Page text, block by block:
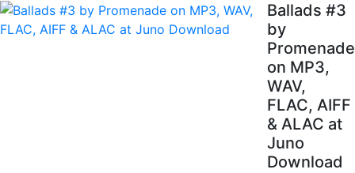
Ballads #3
by
Promenade
on MP3,
WAV,
FLAC, AIFF
& ALAC at
Juno
Download